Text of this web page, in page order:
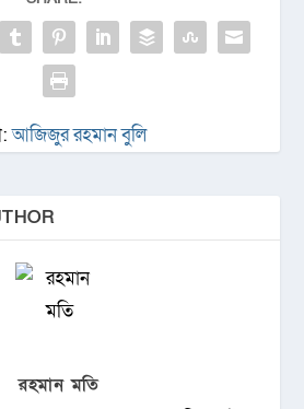
আজিজুর রহমান বুলি
রহমান মতি